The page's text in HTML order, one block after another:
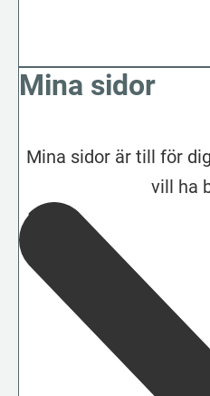
Mina sidor
Mina sidor är till för
vill ha